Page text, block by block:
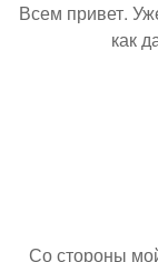
Всем привет.
как
Со стороны